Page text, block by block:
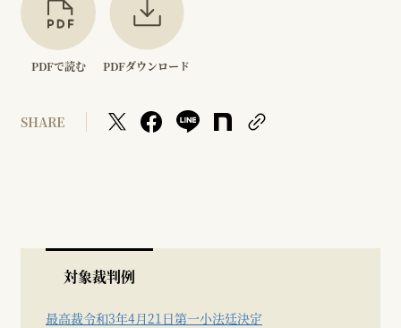
PDFで読む PDFダウンロード
SHARE
対象裁判例
最高裁令和3年4月21日第一小法廷決定